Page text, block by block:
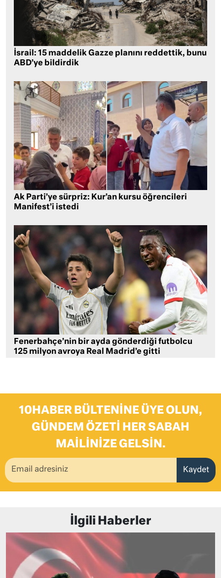
İsrail: 15 maddelik Gazze planını reddettik, bunu
ABD’ye bildirdik
Ak Parti’ye sürpriz: Kur’an kursu öğrencileri
Manifest’i istedi
Fenerbahçe’nin bir ayda gönderdiği futbolcu
125 milyon avroya Real Madrid’e gitti
10HABER BÜLTENINE ÜYE OLUN,
GÜNDEM ÖZETI HER SABAH
MAILINIZE GELSIN.
Kaydet
İlgili Haberler